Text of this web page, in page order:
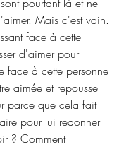
Mais c'est vain.
face à cette
d'aimer pour
face à cette personne
aimée et repousse
parce que cela fait
pour lui redonner
? Comment